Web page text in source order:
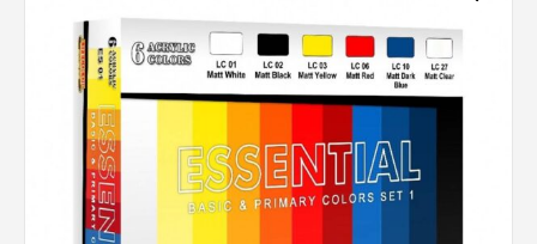
Pouvoir d'achat
Rechercher des produits...
Mon panier0
Connexion / Inscription
Véhicules